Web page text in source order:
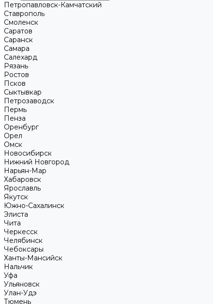
Петропавловск-Камчатский
Ставрополь
Смоленск
Саратов
Саранск
Самара
Салехард
Рязань
Ростов
Псков
Сыктывкар
Петрозаводск
Пермь
Пенза
Оренбург
Орел
Омск
Новосибирск
Нижний Новгород
Нарьян-Мар
Хабаровск
Ярославль
Якутск
Южно-Сахалинск
Элиста
Чита
Черкесск
Челябинск
Чебоксары
Ханты-Мансийск
Нальчик
Уфа
Ульяновск
Улан-Удэ
Тюмень